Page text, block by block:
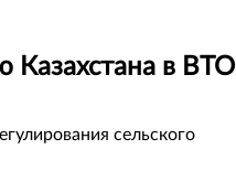
Казахстана в ВТО
сельского